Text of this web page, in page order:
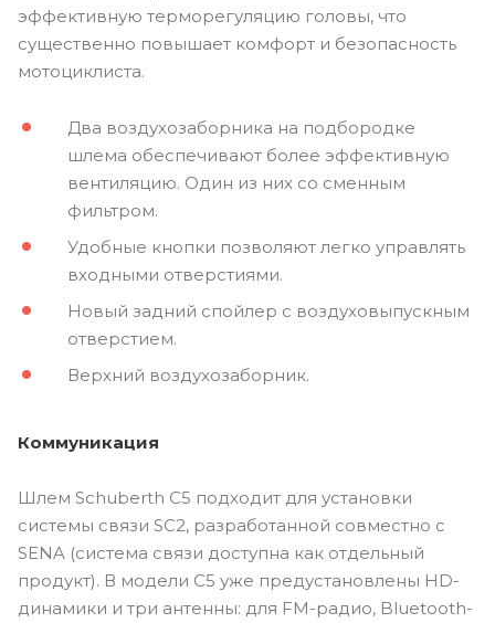
эффективную терморегуляцию головы, что
существенно повышает комфорт и безопасность
мотоциклиста.
Два воздухозаборника на подбородке
шлема обеспечивают более эффективную
вентиляцию. Один из них со сменным
фильтром.
Удобные кнопки позволяют легко управлять
входными отверстиями.
Новый задний спойлер с воздуховыпускным
отверстием.
Верхний воздухозаборник.
Коммуникация
Шлем Schuberth C5 подходит для установки
системы связи SC2, разработанной совместно с
SENA (система связи доступна как отдельный
продукт). В модели C5 уже предустановлены HD-
динамики и три антенны: для FM-радио, Bluetooth-